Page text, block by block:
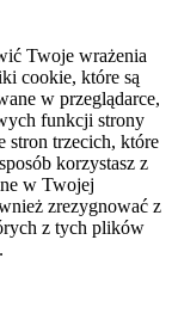
Twoje wrażenia
cookie, które są
w przeglądarce,
funkcji strony
trzecich, które
korzystasz z
w Twojej
zrezygnować z
z tych plików